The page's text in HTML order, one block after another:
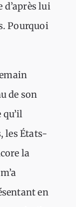
d’après lui
Pourquoi
de son
qu’il
les États-
la
en